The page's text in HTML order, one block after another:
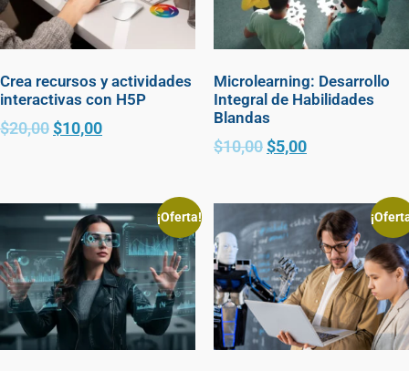
Crea recursos y actividades
interactivas con H5P
$20,00$10,00
Microlearning: Desarrollo
Integral de Habilidades
Blandas
$10,00$5,00
¡Oferta!